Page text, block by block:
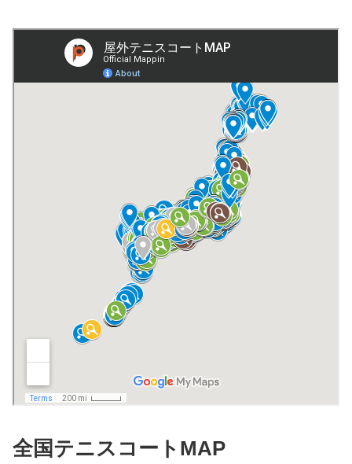
全国テニスコートMAP